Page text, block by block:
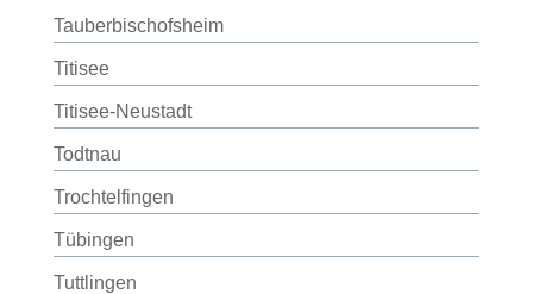
Tauberbischofsheim
Titisee
Titisee-Neustadt
Todtnau
Trochtelfingen
Tübingen
Tuttlingen